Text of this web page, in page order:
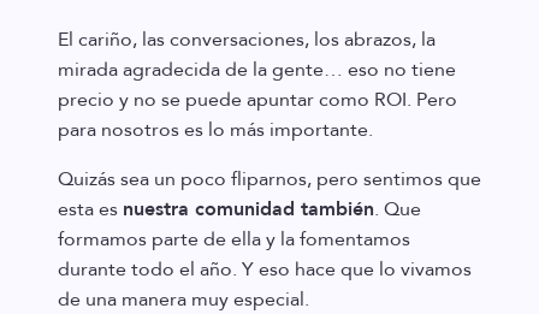
El cariño, las conversaciones, los abrazos, la
mirada agradecida de la gente… eso no tiene
precio y no se puede apuntar como ROI. Pero
para nosotros es lo más importante.
Quizás sea un poco fliparnos, pero sentimos que
esta es nuestra comunidad también. Que
formamos parte de ella y la fomentamos
durante todo el año. Y eso hace que lo vivamos
de una manera muy especial.